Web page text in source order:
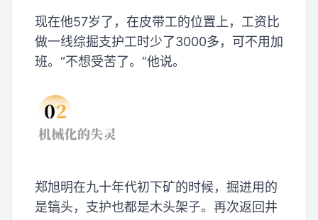
现在他57岁了，在皮带工的位置上，工资比
做一线综掘支护工时少了3000多，可不用加
班。“不想受苦了。”他说。
郑旭明在九十年代初下矿的时候，掘进用的
是镐头，支护也都是木头架子。再次返回井